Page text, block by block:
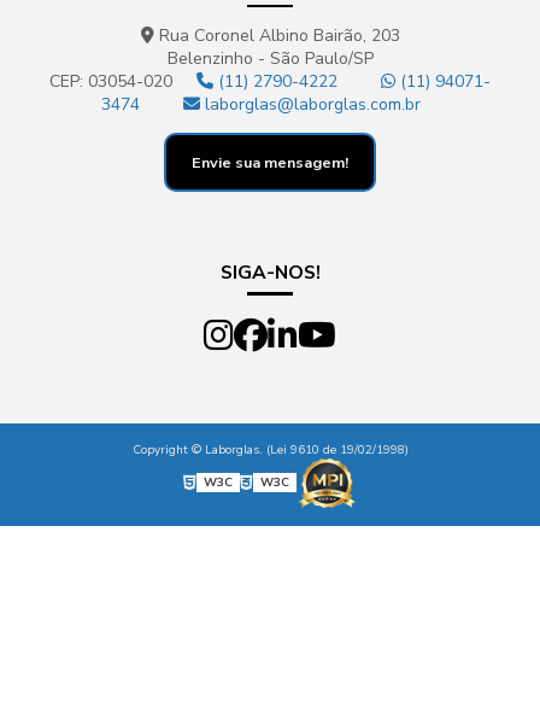
Rua Coronel Albino Bairão, 203
Belenzinho - São Paulo/SP
CEP: 03054-020
(11) 2790-4222
(11) 94071-
3474
laborglas@laborglas.com.br
Envie sua mensagem!
SIGA-NOS!
Copyright © Laborglas. (Lei 9610 de 19/02/1998)
W3C
W3C